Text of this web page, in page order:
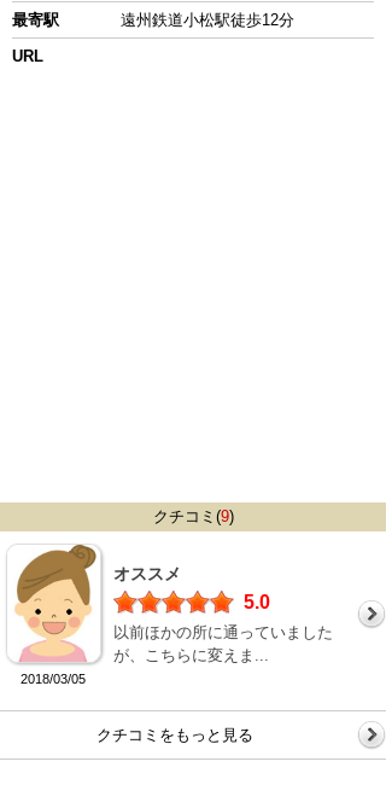
最寄駅
遠州鉄道小松駅徒歩12分
URL
クチコミ(9)
2018/03/05
オススメ
5.0
以前ほかの所に通っていました
が、こちらに変えま...
クチコミをもっと見る